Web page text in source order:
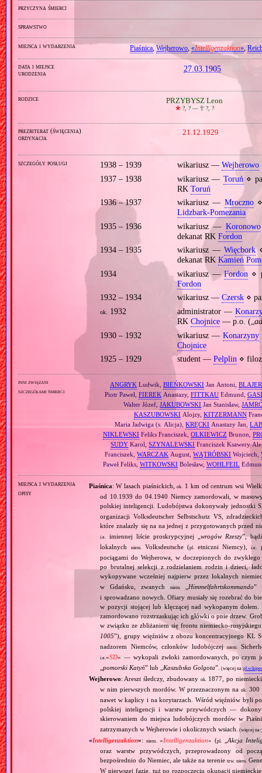
przyczyna śmierci
sprawstwo
miejsca i wydarzenia Piaśnica,Wejherowo,«Intelligenzaktion»,
data i miejsce
urodzenia
27.03.1905
rodzice PRZYBYSZ Leon
🞲?, ? — 🕆?, ?
prezbiterat (święcenia)
ordynacja
21.12.1929
szczegóły posługi 1938 – 1939 wikariusz — Wejherowo
1937 – 1938
wikariusz — Toruń ⋄
RK Toruń
1936 – 1937
wikariusz — Mroczno⋄
Lidzbark‐Pomezania
1935 – 1936
wikariusz — Koronowo
dekanat RK Fordon
1934 – 1935
wikariusz — Więcbork
dekanat RK Kamień
1934
wikariusz —Fordon ⋄
Fordon
1932 – 1934
wikariusz — Czersk⋄
ok. 1932 administrator —
RK Chojnice— p.o. („
1930 – 1932
wikariusz — Konarzyny
Chojnice
1925 – 1929
student — Pelplin⋄
inni związani
szczegółami śmierci
ANGRYKLudwik, BIEŃKOWSKIJan Antoni, BLAJER
Piotr Paweł, FIEREKAnastazy, FITTKAUEdmund,
Walter Józef,JAKUBOWSKI Jan Stanisław,
KASZUBOWSKIAlojzy, KITZERMANN
Maria Jadwiga (s. Alicja),KRĘCKI Anastazy Jan,
NIKLEWSKIFeliks Franciszek, OLKIEWICZ Brunon,
SUDY Karol,SZYNALEWSKI Franciszek Ksawery
Franciszek,WARCZAK August,WĄTRÓBSKI Wojciech,
Paweł Feliks, WITKOWSKIBolesław, WOHLFEIL
miejsca i wydarzenia
opisy
Piaśnica: W lasach piaśnickich,ok. 1 km od centrum wsi
od 10.1939 do 04.1940 Niemcy zamordowali, w
polskiej inteligencji. Ludobójstwa dokonywały jednostki
organizacji Volksdeutscher Selbstschutz VS,
które znalazły się na na jednej z przygotowanych przed
i.e. imiennej liście proskrypcyjnej „wrogów Rzeszy”,
lokalnych
niem. Volksdeutsche (pl. etniczni Niemcy),i.e.
pociągami do Wejherowa, w doczepionych do
po brutalnej selekcji z rodzielaniem rodzin i dzieci,
wykopywane wcześniej najpierw przez lokalnych
w Gdańsku, zwanych
niem. Himmelfahrtskommando”
i sprowadzano nowych. Ofiary musiały się rozebrać do
w pozycji stojącej lub klęczącej nad wykopanym
zamordowano rozstrzaskując ich główki o pnie drzew.
w związku ze zbliżaniem się frontu
1005”), grupy więźniów z obozu koncentracyjnego KL
nadzorem Niemców, członków ludobójczej
niem.
i.e.«SD» — wykopali zwłoki zamordowanych, po czym
„pomorski Katyń” lub „ Kaszubska Golgota”. (więcej na:
Wejherowo: Areszt śledczy, zbudowany ok. 1877, po
w nim pierwszych mordów. W przeznaczonym naok. 300
nawet w kaplicy i na korytarzach. Wśród więźniów byli
polskiej inteligencji i warstw przywódczych —
skierowaniem do miejsca ludobójczych mordów w
zatrzymanych w Wejherowie i okolicznych wsiach.
(więcej na:
«Intelligenzaktion»: niem. «Intelligenzaktion» (pl. „Akcja
oraz warstw przywódczych, przeprowadzony od
bezpośrednio do Niemiec, ale także na terenie tzw. niem.
W pierwszej fazie, tuż po rozpoczęciu okupacji